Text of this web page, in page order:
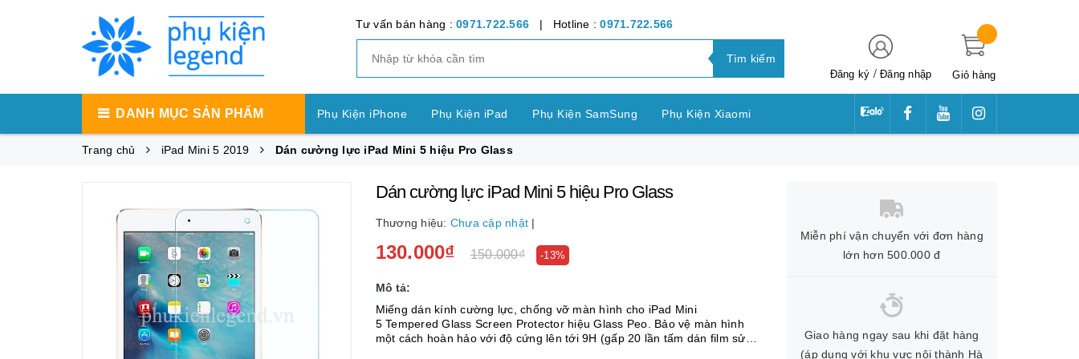
Tư vấn bán hàng : 0971.722.566 | Hotline :0971.722.566
Tìm kiếm
Đăng ký /Đăng nhập Giỏ hàng
DANH MỤC SẢN PHẨM Phụ Kiện iPhone Phụ Kiện iPad Phụ Kiện SamSung Phụ Kiện Xiaomi
Phụ Kiện OPPO Phụ Kiện Vivo
Phụ Kiện LG Phụ Kiện Nokia Phụ Kiện Sony
Trang chủ iPad Mini 5 2019 Dán cường lực iPad Mini 5 hiệu Pro Glass
Dán cường lực iPad Mini 5 hiệu Pro Glass
Thương hiệu: Chưa cập nhật |
130.000₫ 150.000₫ -13%
Mô tả:
Miếng dán kính cường lực, chống vỡ màn hình cho iPad Mini
5 Tempered Glass Screen Protector hiệu Glass Peo. Bảo vệ màn hình
một cách hoàn hảo với độ cứng lên tới 9H (gấp 20 lần tấm dán film sử
Miễn phí vận chuyển với đơn hàng
lớn hơn 500.000 đ
Giao hàng ngay sau khi đặt hàng
(áp dụng với khu vực nội thành Hà